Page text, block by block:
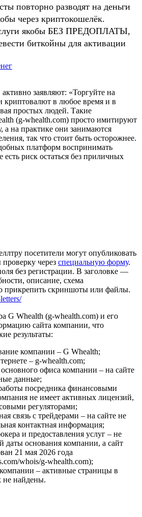
повторно разводят на деньги
через криптокошелёк.
якобы БЕЗ ПРЕДОПЛАТЫ,
биткойны для активации
заявляют: «Торгуйте на
криптовалют в любое время и в
простых людей. Такие
(g-whealth.com) просто имитируют
а на практике они занимаются
так что стоит быть осторожнее.
платформ воспринимать
есть риск остаться без приличных
посетители могут опубликовать
через специальную форму.
без регистрации. В заголовке —
описание, схема
скриншоты или файлы.
G Whealth (g-whealth.com) и его
сайта компании, что
результаты:
компании – G Whealth;
– g-whealth.com;
офиса компании – на сайте
данные;
посредника финансовыми
не имеет активных лицензий,
регуляторами;
связь с трейдерами – на сайте не
контактная информация;
и предоставления услуг – не
даты основания компании, а сайт
21 мая 2026 года
whois/g-whealth.com);
– активные страницы в
не найдены.